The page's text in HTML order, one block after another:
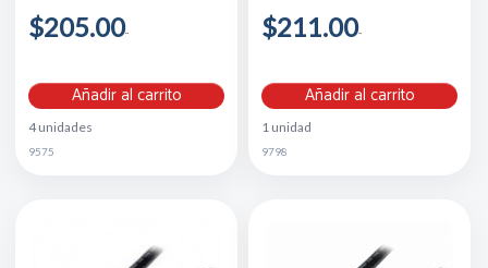
$205.00
Añadir al carrito
4 unidades
9575
$211.00
Añadir al carrito
1 unidad
9798